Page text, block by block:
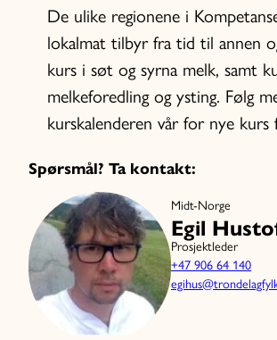
De ulike regionene i
lokalmat tilbyr fra tid til annen
kurs i søt og syrna melk, samt
melkeforedling og ysting. Følg
kurskalenderen vår for nye kurs
Spørsmål? Ta kontakt:
Midt-Norge
Egil
Prosjektleder
+47 906 64 140